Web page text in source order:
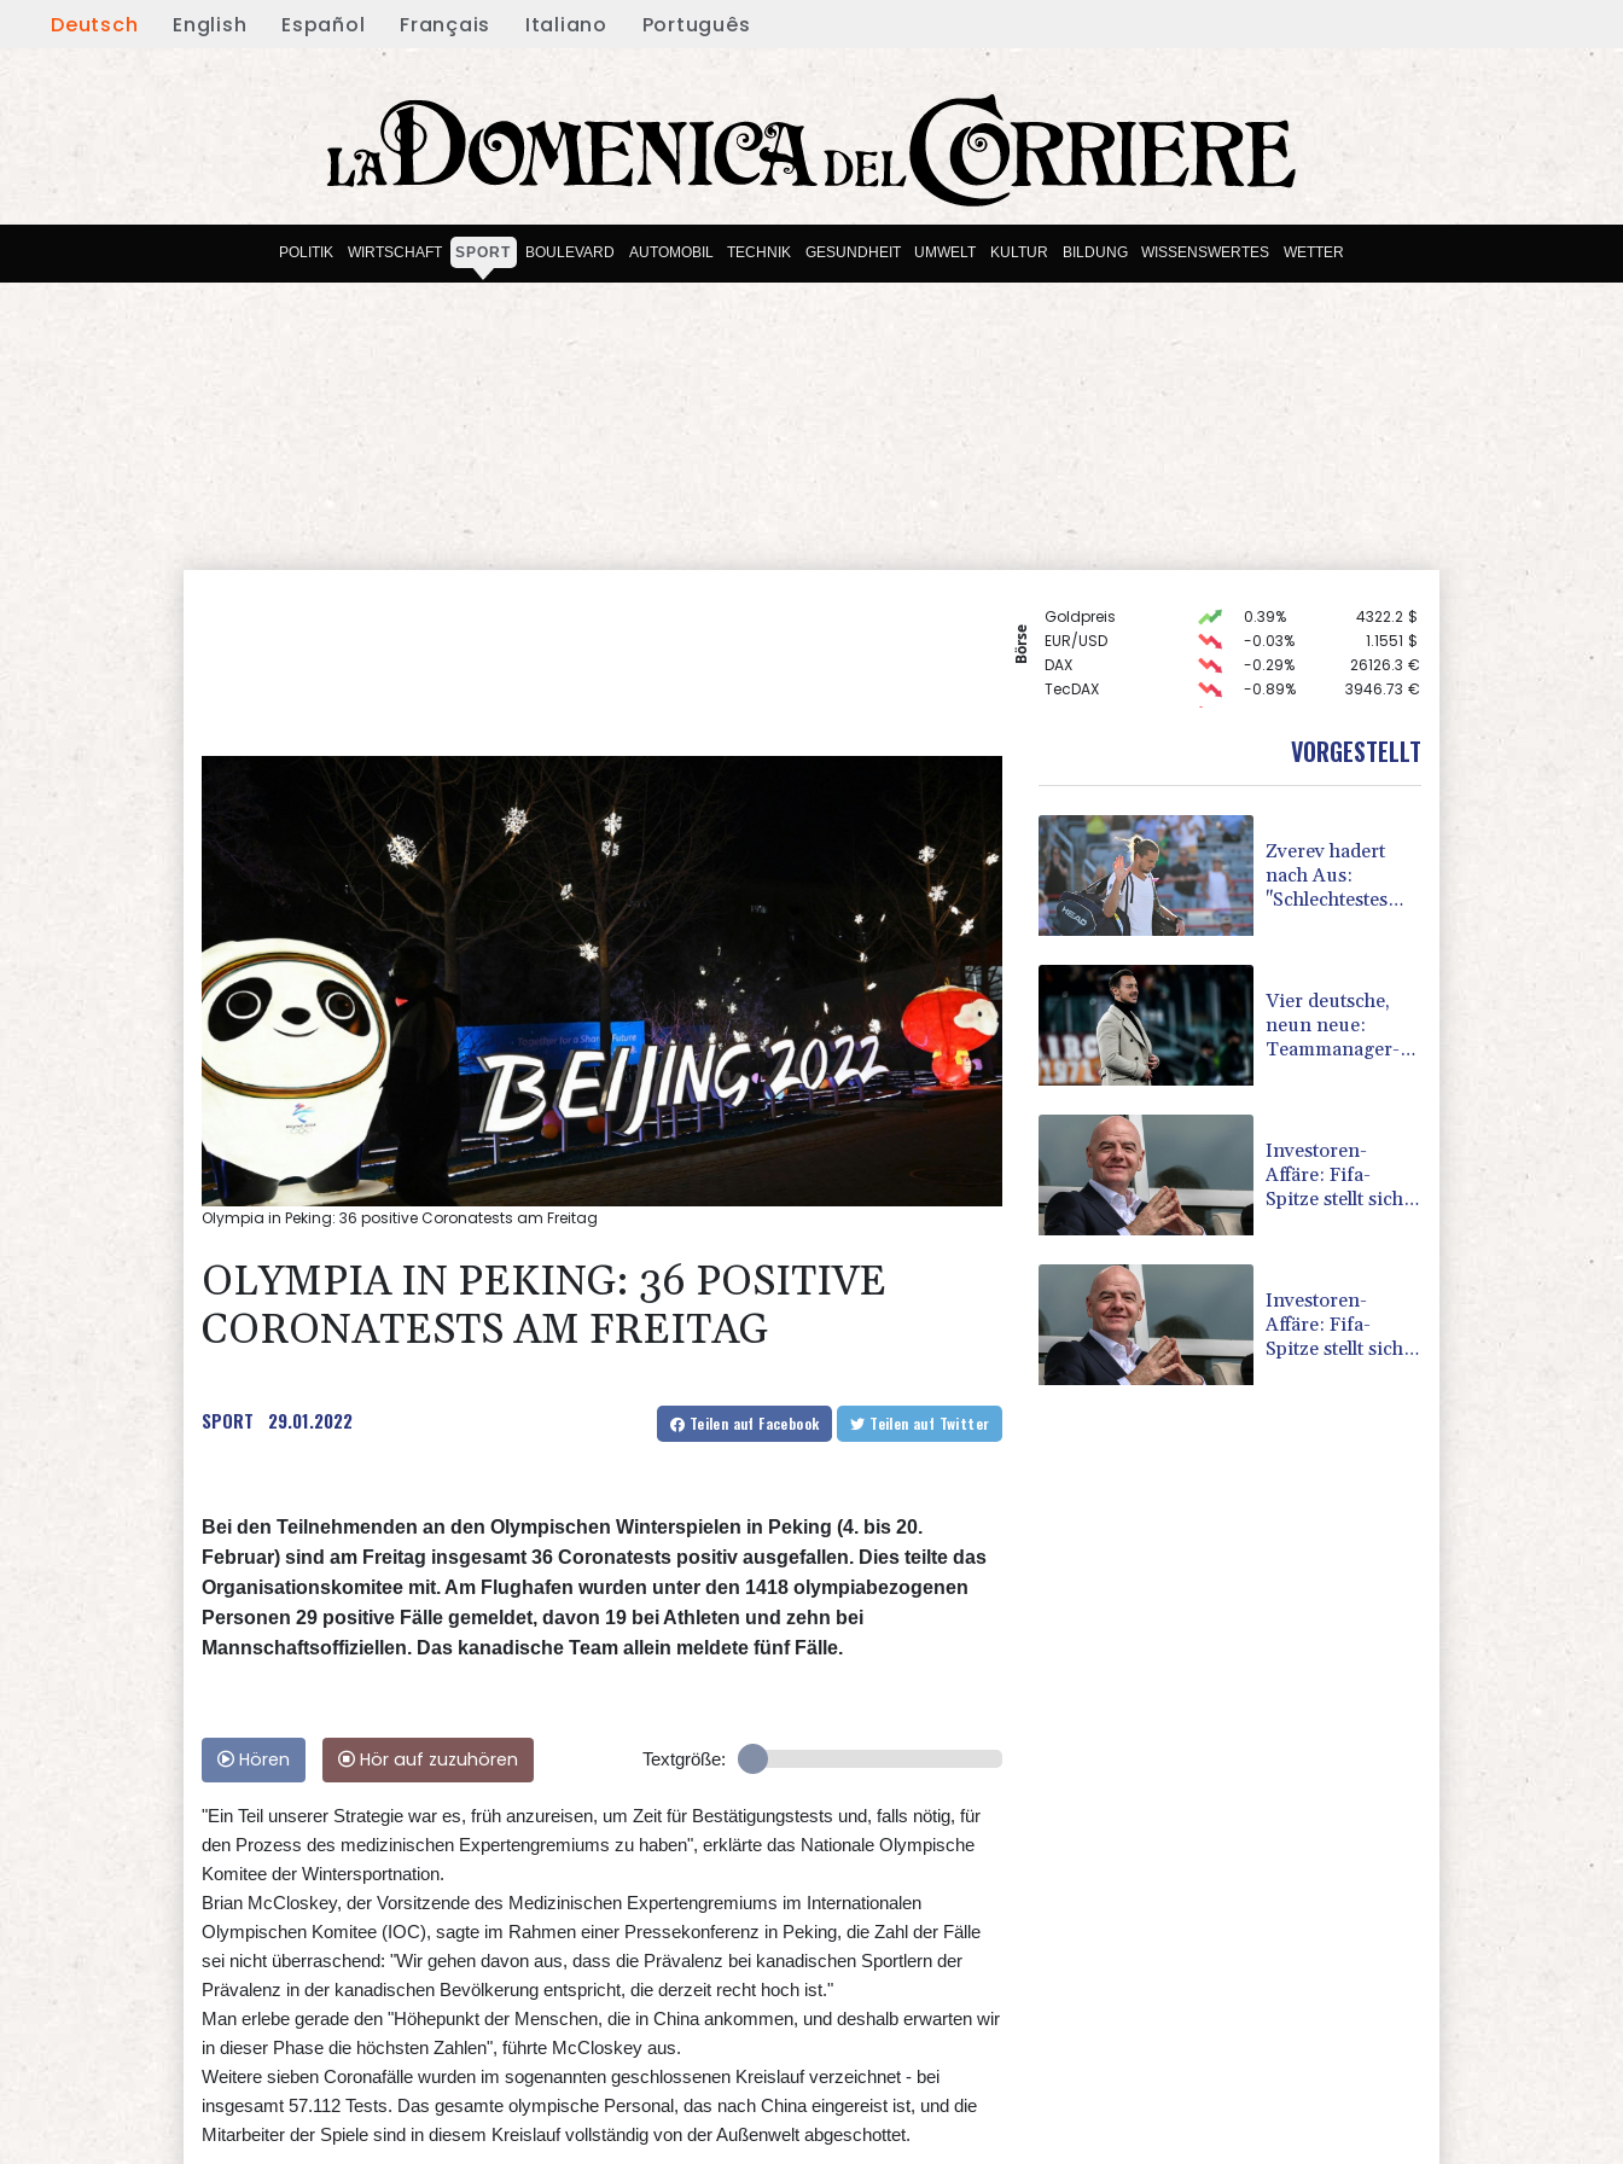
Deutsch English Español Français Italiano Português
POLITIK WIRTSCHAFT SPORT BOULEVARD AUTOMOBIL TECHNIK GESUNDHEIT UMWELT KULTUR BILDUNG WISSENSWERTES WETTER
Börse
Goldpreis 0.39% 4322.2 $
EUR/USD
-0.03% 1.1551 $
DAX
-0.29% 26126.3 €
TecDAX
-0.89% 3946.73 €
-0.46% 18553.91 €
6476.98 €
Olympia in Peking: 36 positive Coronatests am Freitag
OLYMPIA IN PEKING: 36 POSITIVE
CORONATESTS AM FREITAG
SPORT 29.01.2022 Teilen auf Facebook Teilen auf Twitter
Bei den Teilnehmenden an den Olympischen Winterspielen in Peking (4. bis 20.
Februar) sind am Freitag insgesamt 36 Coronatests positiv ausgefallen. Dies teilte das
Organisationskomitee mit. Am Flughafen wurden unter den 1418 olympiabezogenen
Personen 29 positive Fälle gemeldet, davon 19 bei Athleten und zehn bei
Mannschaftsoffiziellen. Das kanadische Team allein meldete fünf Fälle.
Hören Hör auf zuzuhören Textgröße:
"Ein Teil unserer Strategie war es, früh anzureisen, um Zeit für Bestätigungstests und, falls nötig, für
den Prozess des medizinischen Expertengremiums zu haben", erklärte das Nationale Olympische
Komitee der Wintersportnation.
Brian McCloskey, der Vorsitzende des Medizinischen Expertengremiums im Internationalen
Olympischen Komitee (IOC), sagte im Rahmen einer Pressekonferenz in Peking, die Zahl der Fälle
sei nicht überraschend: "Wir gehen davon aus, dass die Prävalenz bei kanadischen Sportlern der
Prävalenz in der kanadischen Bevölkerung entspricht, die derzeit recht hoch ist."
Man erlebe gerade den "Höhepunkt der Menschen, die in China ankommen, und deshalb erwarten wir
in dieser Phase die höchsten Zahlen", führte McCloskey aus.
Weitere sieben Coronafälle wurden im sogenannten geschlossenen Kreislauf verzeichnet - bei
insgesamt 57.112 Tests. Das gesamte olympische Personal, das nach China eingereist ist, und die
Mitarbeiter der Spiele sind in diesem Kreislauf vollständig von der Außenwelt abgeschottet.
VORGESTELLT
Zverev hadert
nach Aus:
"Schlechtestes
Vier deutsche,
neun neue:
Teammanager-
Investoren-
Affäre: Fifa-
Spitze stellt sich
Investoren-
Affäre: Fifa-
Spitze stellt sich